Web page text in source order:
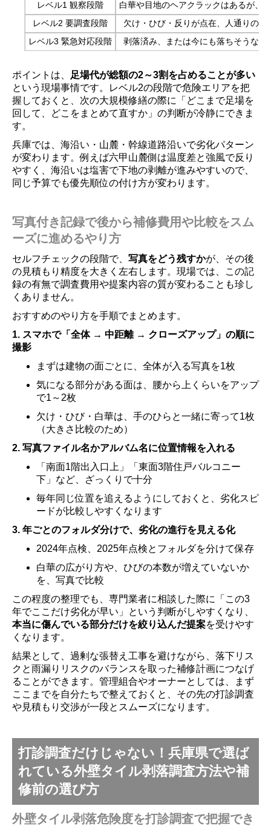
レベル1 観察段階
白華や目地のヘアクラックはあるが、
レベル2 要調査段階
欠け・ひび・反りが点在、人通りの多
レベル3 緊急対応段階
剥落済み、または今にも落ちそうな浮
ポイントは、
足場代が総額の2～3割を占めることが多い
という現場事情です。レベル2の段階で危険エリアを把
握しておくと、次の大規模修繕の際に「どこまで足場を
回して、どこをまとめて直すか」の判断が冷静にできま
す。
兵庫では、海沿い・山麓・幹線道路沿いで劣化パターン
が変わります。例えば六甲山麓側は温度差と強風で反り
やすく、海沿いは塩害で下地の剥離が進みやすいので、
同じ予算でも優先順位の付け方が変わります。
写真付き記録で後から補修費用や比較をスム
ーズに進めるやり方
セルフチェックの段階で、 写真をどう残すかが、その後
の見積もり精度を大きく左右します。現場では、この記
録の有無で調査費用や提案内容の質が変わることも珍し
くありません。
おすすめのやり方を手順でまとめます。
1. スマホで「全体 → 中距離 → クローズアップ」の順に
撮影
まずは建物の面ごとに、全体が入る写真を1枚
気になる部分がある面は、腰から上くらいをアップ
で1～2枚
欠け・ひび・白華は、手のひらと一緒に寄って1枚
（大きさ比較のため）
2. 写真ファイル名かアルバム名に位置情報を入れる
「南面1階出入口上」「東面3階住戸バルコニー
下」など、ざっくりで十分
毎年同じ位置を追えるようにしておくと、劣化スピ
ードが比較しやすくなります
3. 年ごとのフォルダ分けで、劣化の進行を見える化
2024年点検、2025年点検とフォルダを分けて保存
白華の広がり方や、ひびの本数が増えていないか
を、写真で比較
この程度の整理でも、専門業者に相談した際に「この3
年でここだけ劣化が早い」という判断がしやすくなり、
本当に傷んでいる部分だけを絞り込んだ提案を受けやす
くなります。
結果として、過剰な張替え工事を避けながら、落下リス
クと雨漏りリスクのバランスを取った補修計画につなげ
ることができます。管理組合やオーナーとしては、まず
ここまでを自分たちで整えておくと、その先の打診調査
や見積もり交渉が一段とスムーズになります。
打診調査だけじゃない！兵庫県で選ば
れている外壁タイル剥落調査方法や補
修前の選び方
外壁タイル剥落危険度を打診調査で把握でき